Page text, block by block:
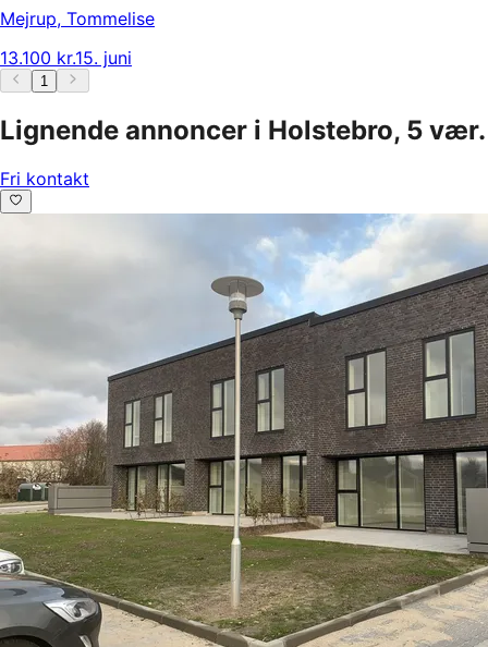
Mejrup, Tommelise
13.100 kr.15. juni
1
Lignende annoncer i Holstebro, 5 vær.
Fri kontakt